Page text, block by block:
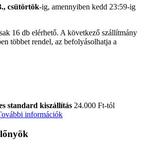
csütörtök-ig, amennyiben kedd 23:59-ig
16 db elérhető. A következő szállítmány
többet rendel, az befolyásolhatja a
standard kiszállítás 24.000 Ft-tól
információk